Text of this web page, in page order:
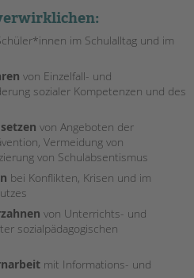
im Schulalltag und im
von Einzelfall- und
sozialer Kompetenzen und des
von Angeboten der
Vermeidung von
von Schulabsentismus
bei Konflikten, Krisen und im
von Unterrichts- und
sozialpädagogischen
mit Informations- und